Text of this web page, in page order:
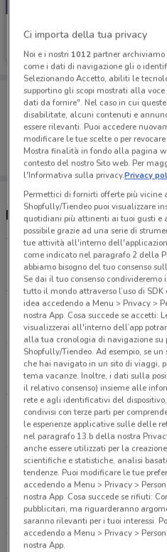
Scarpe & Scarpe
Scade il 30/09
Porta DoveConviene
Puoi trovare le migliori
salvarle e creare la
dal tuo cellulare.
Negozi Scarpe & Scarpe
Viale Marconi, 37 Roma
6.1 km
APERTO
via Ferri 8 Roma
9.8 km
APERTO
Via Torre di Mezzavia
10.6 km
APERTO
Via Mary Pandolfi De
11.7 km
APERTO
Via Collatina 858
12.1 km
APERTO
Ci importa della tua privacy
Noi e i nostri 1012partner
come i dati di navigazione gli o
Selezionando Accetto, abiliti le
supportino gli scopi mostrati alla
dati da fornire". Nel caso in cui
disabilitate, alcuni contenuti e
essere rilevanti. Puoi accedere
modificare le tue scelte o per
Mostra finalità in fondo alla pagina
contesto del nostro Sito web. Per
l'Informativa sulla privacy.Privacy
Permettici di fornirti offerte più vicine
Shopfully/Tiendeo puoi visualizzare
quotidiani più attinenti ai tuoi gusti e
possibile grazie ad una serie di
tue attività all'interno
come indicato nel paragrafo 2 della
abbiamo bisogno del tuo consenso
Se dai il tuo consenso
tutto il mondo attraverso l’uso di
idea accedendo a Menu > Privacy >
nostra App. Cosa succede se accetti:
visualizzerai all'interno dell’app
alla tua cronologia di navigazione su
Shopfully/Tiendeo. Ad esempio, se
che hai navigato in un sito di viaggi,
tema vacanze. Inoltre, i dati sulla
il relativo consenso) insieme alle
rete e agli identificativi del dispositivo,
condivisi con terze parti per
le esperienze applicative sulle delle
nel paragrafo 13.b della nostra
anche essere utilizzati per la
scientifiche e statistiche, analisi
tendenze. Puoi modificare le tue
accedendo a Menu > Privacy >
nostra App. Cosa succede se rifiuti:
pubblicitari, ma riguarderanno
saranno rilevanti per i tuoi interessi.
accedendo a Menu > Privacy >
nostra App.